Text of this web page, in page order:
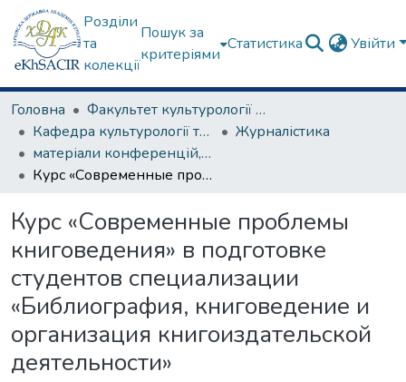
Розділи
та
колекції
Пошук за
критеріями
Статистика Увійти
Головна
Факультет культурології та соціальних комунікацій
Кафедра культурології та музеєзнавства
Журналістика
матеріали конференцій, семінарів, круглих столів та ін.
Курс «Современные проблемы книговедения» в подготовке студентов специализации «Библиография, книговедение и организация книгоиздательской деятельности»
Курс «Современные проблемы
книговедения» в подготовке
студентов специализации
«Библиография, книговедение и
организация книгоиздательской
деятельности»